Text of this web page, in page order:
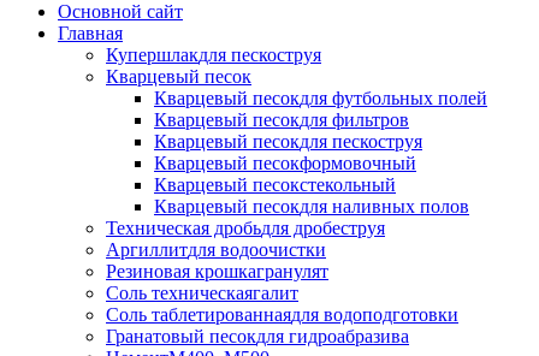
Основной сайт
Главная
Купершлакдля пескоструя
Кварцевый песок
Кварцевый песокдля футбольных полей
Кварцевый песокдля фильтров
Кварцевый песокдля пескоструя
Кварцевый песокформовочный
Кварцевый песокстекольный
Кварцевый песокдля наливных полов
Техническая дробьдля дробеструя
Аргиллитдля водоочистки
Резиновая крошкагранулят
Соль техническаягалит
Соль таблетированнаядля водоподготовки
Гранатовый песокдля гидроабразива